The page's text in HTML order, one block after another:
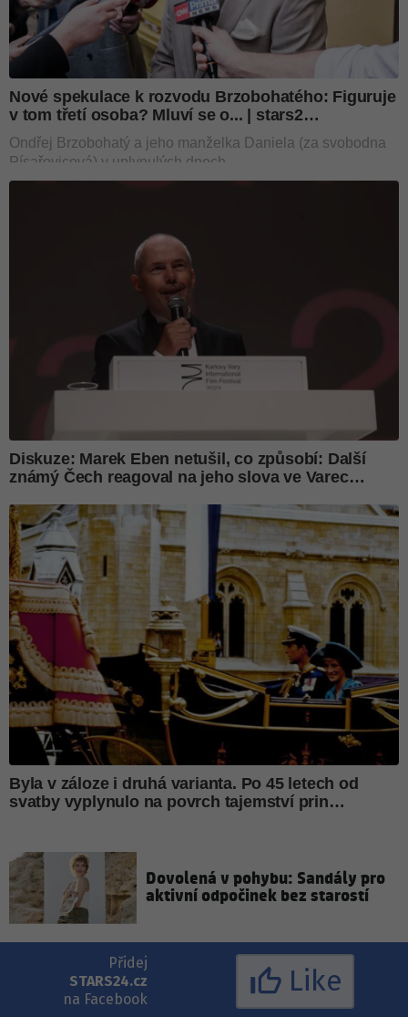
Dovolená v pohybu: Sandály pro
aktivní odpočinek bez starostí
Přidej
STARS24.cz
na Facebook
Like